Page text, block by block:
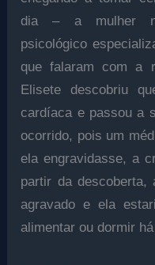
dia – a mulher
psicológico
que falaram com a
Elisete descobriu
cardíaca e passou a
ocorrido, pois um
ela engravidasse, a
partir da
agravado e ela
alimentar ou dormir